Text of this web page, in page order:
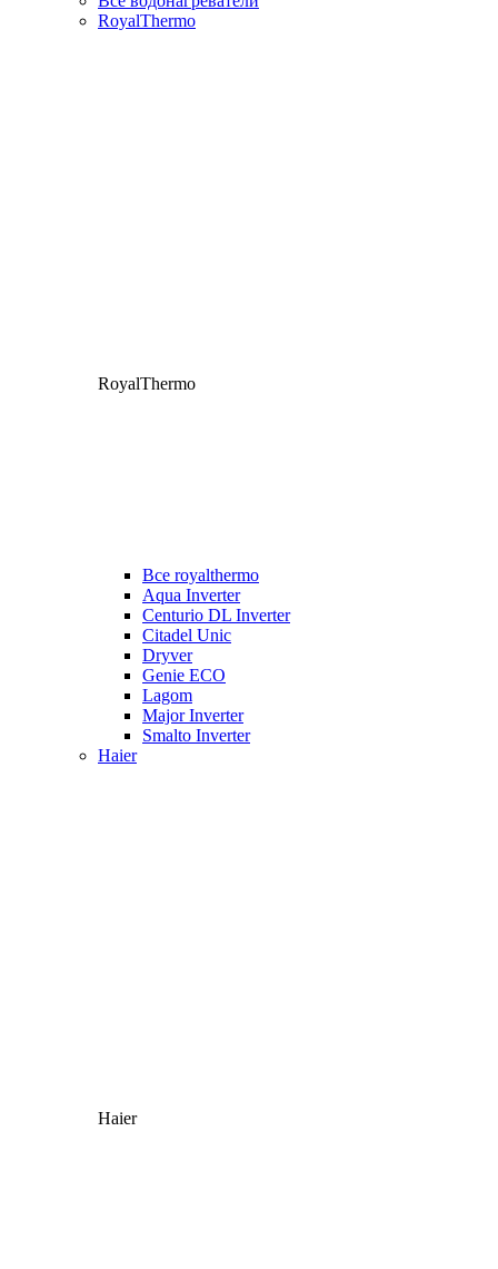
RoyalThermo
RoyalThermo
Все royalthermo
Aqua Inverter
Centurio DL Inverter
Citadel Unic
Dryver
Genie ECO
Lagom
Major Inverter
Smalto Inverter
Haier
Haier